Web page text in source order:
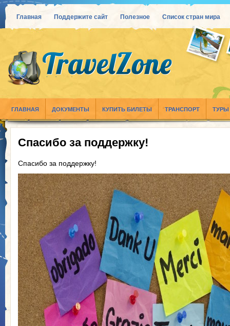
Главная Поддержите сайт Полезное Список стран мира
ГЛАВНАЯ ДОКУМЕНТЫ КУПИТЬ БИЛЕТЫ ТРАНСПОРТ ТУРЫ
Спасибо за поддержку!
Спасибо за поддержку!